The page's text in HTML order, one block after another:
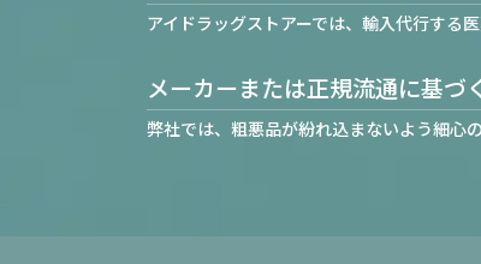
アイドラッグストアーでは、輸入代行する
メーカーまたは正規流通に基づ
弊社では、粗悪品が紛れ込まないよう細心